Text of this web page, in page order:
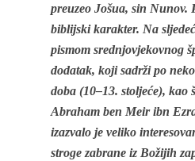
preuzeo Jošua, sin Nunov.
biblijski karakter. Na
pismom srednjovjekovnog
dodatak, koji sadrži po
doba (10–13. stoljeće),
Abraham ben Meir ibn
izazvalo je veliko
stroge zabrane iz Božijih